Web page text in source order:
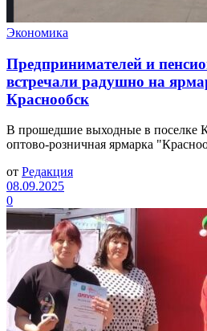
Экономика
Предпринимателей и
встречали радушно на
Краснообск
В прошедшие выходные в поселке
оптово-розничная ярмарка
от Редакция
08.09.2025
0